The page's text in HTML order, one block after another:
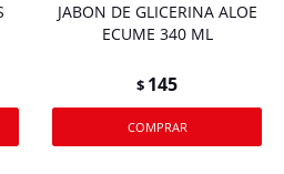
JABON DE GLICERINA ALOE
ECUME 340 ML
$ 145